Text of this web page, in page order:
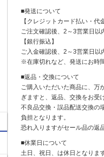
■発送について
【クレジットカード払い・代
ご注文確認後、2～3営業日以
【銀行振込】
ご入金確認後、2～3営業日以
※在庫切れなど、発送にお時
■返品・交換について
ご購入いただいた商品に、万
ぎますと、返品、交換をお受
不良品交換・誤品配送交換の
負担となります。
恐れ入りますがセール品の返
■休業日について
土日、祝日、は休日となりま